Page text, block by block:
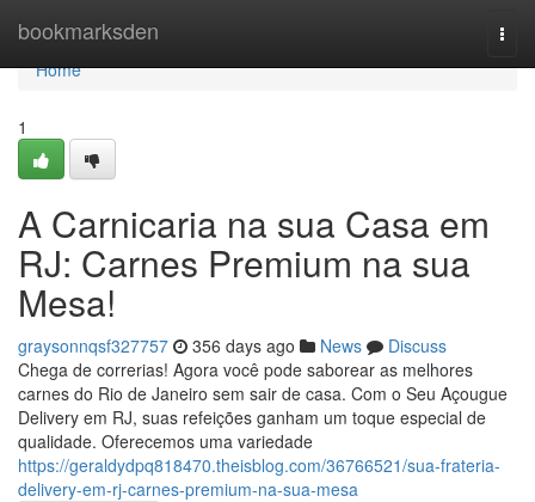
bookmarksden
Home
Home
1
A Carnicaria na sua Casa em
RJ: Carnes Premium na sua
Mesa!
graysonnqsf327757 356 days ago News
Discuss
Chega de correrias! Agora você pode saborear as melhores
carnes do Rio de Janeiro sem sair de casa. Com o Seu Açougue
Delivery em RJ, suas refeições ganham um toque especial de
qualidade. Oferecemos uma variedade
https://geraldydpq818470.theisblog.com/36766521/sua-frateria-
delivery-em-rj-carnes-premium-na-sua-mesa